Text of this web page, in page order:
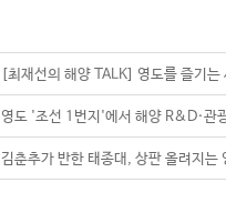
[최재선의 해양 TALK] 영도를 즐기
영도 '조선 1번지'에서 해양 R&D·관
김춘추가 반한 태종대, 상판 올려지